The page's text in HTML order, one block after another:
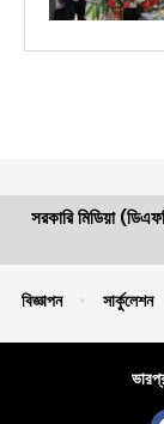
সরকারি মিডিয়া
বিজ্ঞাপন সার্কুলেশন